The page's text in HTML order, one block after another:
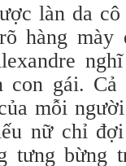
làn da
hàng mày
con gái.
mỗi
nữ chỉ
tưng bừng